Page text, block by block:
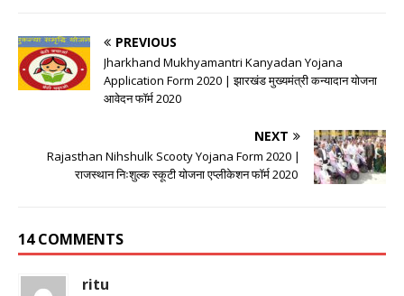
PREVIOUS
Jharkhand Mukhyamantri Kanyadan Yojana
Application Form 2020 | झारखंड मुख्यमंत्री कन्यादान योजना
आवेदन फॉर्म 2020
NEXT
Rajasthan Nihshulk Scooty Yojana Form 2020 |
राजस्थान निःशुल्क स्कूटी योजना एप्लीकेशन फॉर्म 2020
14 COMMENTS
ritu